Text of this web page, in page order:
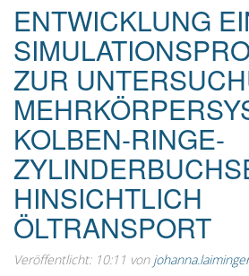
ENTWICKLUNG
ZUR
KOLBEN-RINGE-
HINSICHTLICH
ÖLTRANSPORT
Veröffentlicht: 10:11 von johanna.laiminger